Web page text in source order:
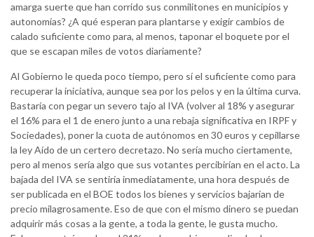
amarga suerte que han corrido sus conmilitones en municipios y
autonomías? ¿A qué esperan para plantarse y exigir cambios de
calado suficiente como para, al menos, taponar el boquete por el
que se escapan miles de votos diariamente?
Al Gobierno le queda poco tiempo, pero sí el suficiente como para
recuperar la iniciativa, aunque sea por los pelos y en la última curva.
Bastaría con pegar un severo tajo al IVA (volver al 18% y asegurar
el 16% para el 1 de enero junto a una rebaja significativa en IRPF y
Sociedades), poner la cuota de autónomos en 30 euros y cepillarse
la ley Aído de un certero decretazo. No sería mucho ciertamente,
pero al menos sería algo que sus votantes percibirían en el acto. La
bajada del IVA se sentiría inmediatamente, una hora después de
ser publicada en el BOE todos los bienes y servicios bajarían de
precio milagrosamente. Eso de que con el mismo dinero se puedan
adquirir más cosas a la gente, a toda la gente, le gusta mucho.